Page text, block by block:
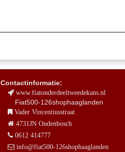
Contactinformatie:
www.fiatonderdeeltweedekans.nl
Fiat500-126shophaaglanden
Vader Vincentiusstraat
4731JN Oudenbosch
0612 414777
info@fiat500-126shophaaglanden